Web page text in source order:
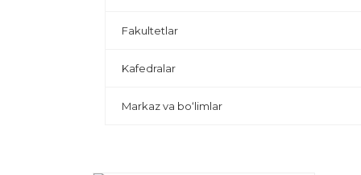
Fakultetlar
Kafedralar
Markaz va bo‘limlar